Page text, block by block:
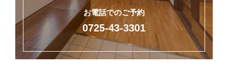
お電話でのご予約
0725-43-3301